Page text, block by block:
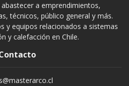
a emprendimientos,
técnicos, público general y más.
y equipos relacionados a sistemas
y calefacción en Chile.